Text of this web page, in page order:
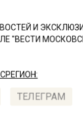
И
"ВЕСТИ
ТЕЛЕГРАМ